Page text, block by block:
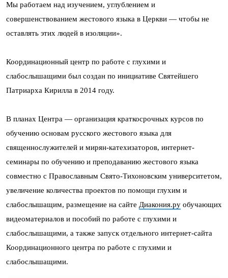
Мы работаем над изучением, углублением и
совершенствованием жестового языка в Церкви — чтобы не
оставлять этих людей в изоляции».
Координационный центр по работе с глухими и
слабослышащими был создан по инициативе Святейшего
Патриарха Кирилла в 2014 году.
В планах Центра — организация краткосрочных курсов по
обучению основам русского жестового языка для
священнослужителей и мирян-катехизаторов, интернет-
семинары по обучению и преподаванию жестового языка
совместно с Православным Свято-Тихоновским университетом,
увеличение количества проектов по помощи глухим и
слабослышащим, размещение на сайте Диакония.ру обучающих
видеоматериалов и пособий по работе с глухими и
слабослышащими, а также запуск отдельного интернет-сайта
Координационного центра по работе с глухими и
слабослышащими.